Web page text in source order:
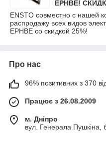
EPHBE!
ENSTO совместно с нашей
распродажу всех видов
EPHBE со скидкой 25%!
Про нас
96% позитивних з 370
Працює з 26.08.2009
м. Дніпро
вул. Генерала Пушкіна,